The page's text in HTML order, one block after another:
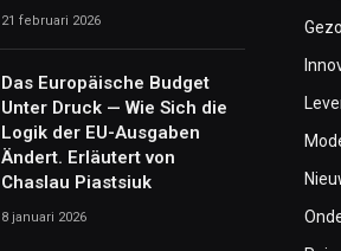
21 februari 2026
Das Europäische Budget
Unter Druck — Wie Sich die
Logik der EU-Ausgaben
Ändert. Erläutert von
Chaslau Piastsiuk
8 januari 2026